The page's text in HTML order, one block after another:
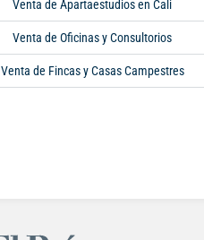
Venta de Apartaestudios en Cali
Venta de Oficinas y Consultorios
Venta de Fincas y Casas Campestres